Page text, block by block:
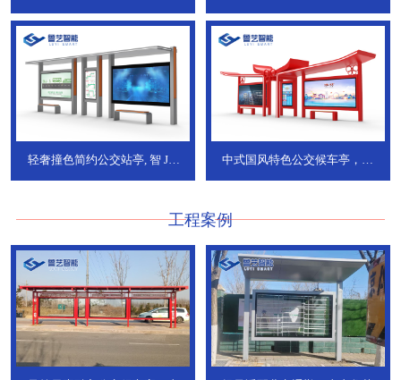
轻奢撞色简约公交站亭, 智 JT-
中式国风特色公交候车亭，承
工程案例